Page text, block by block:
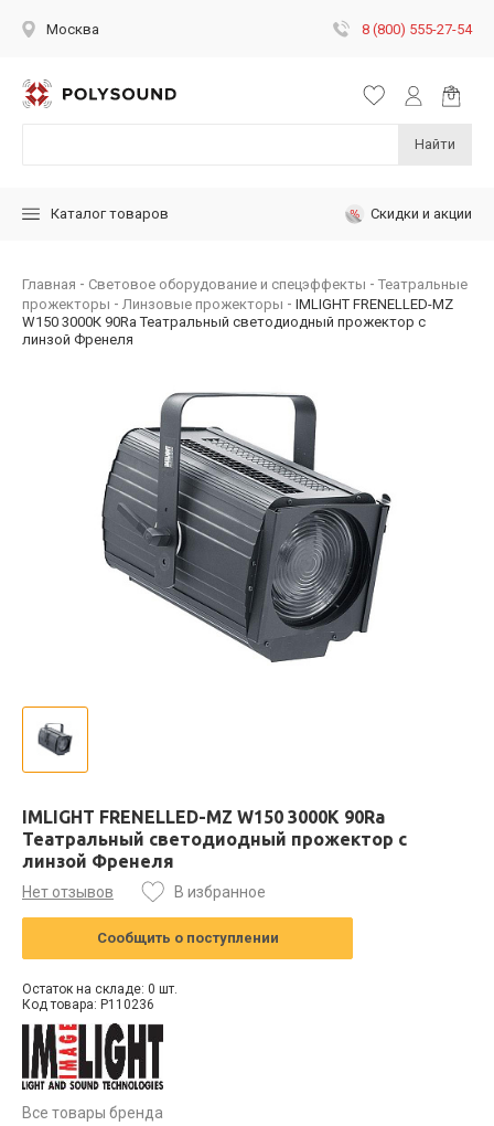
Москва 8 (800) 555-27-54
Найти
Каталог товаров Скидки и акции
Главная Световое оборудование и спецэффекты
Театральные
прожекторы
Линзовые прожекторы
IMLIGHT FRENELLED-MZ
W150 3000К 90Ra Театральный светодиодный прожектор с
линзой Френеля
IMLIGHT FRENELLED-MZ W150 3000К 90Ra
Театральный светодиодный прожектор с
линзой Френеля
Нет отзывов В избранное
Сообщить о поступлении
Остаток на складе: 0 шт.
Код товара: P110236
Все товары бренда